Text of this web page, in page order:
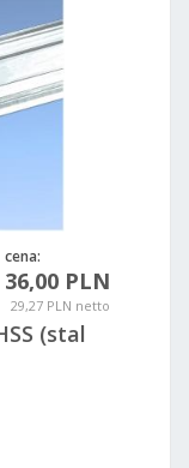
cena:
36,00 PLN
29,27 PLN netto
(stal